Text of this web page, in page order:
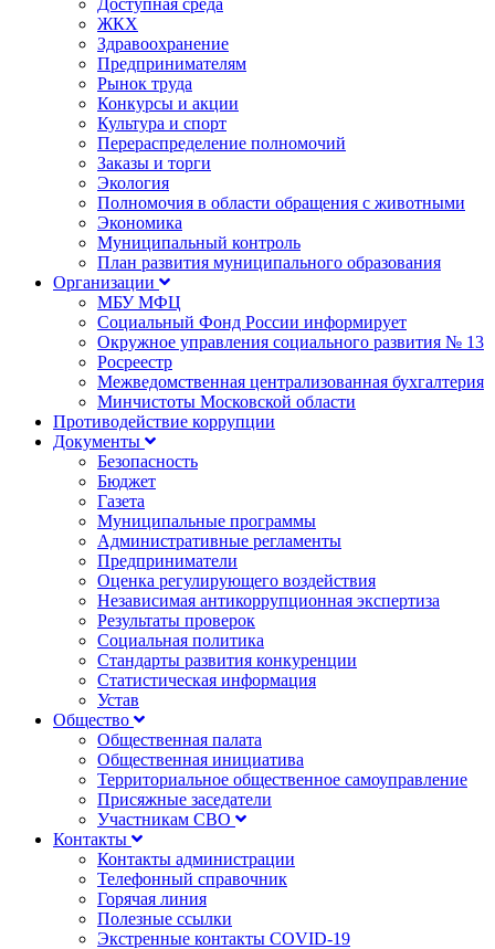
Доступная среда
ЖКХ
Здравоохранение
Предпринимателям
Рынок труда
Конкурсы и акции
Культура и спорт
Перераспределение полномочий
Заказы и торги
Экология
Полномочия в области обращения с животными
Экономика
Муниципальный контроль
План развития муниципального образования
Организации
МБУ МФЦ
Социальный Фонд России информирует
Окружное управления социального развития № 13
Росреестр
Межведомственная централизованная бухгалтерия
Минчистоты Московской области
Противодействие коррупции
Документы
Безопасность
Бюджет
Газета
Муниципальные программы
Административные регламенты
Предприниматели
Оценка регулирующего воздействия
Независимая антикоррупционная экспертиза
Результаты проверок
Социальная политика
Стандарты развития конкуренции
Статистическая информация
Устав
Общество
Общественная палата
Общественная инициатива
Территориальное общественное самоуправление
Присяжные заседатели
Участникам СВО
Контакты
Контакты администрации
Телефонный справочник
Горячая линия
Полезные ссылки
Экстренные контакты COVID-19